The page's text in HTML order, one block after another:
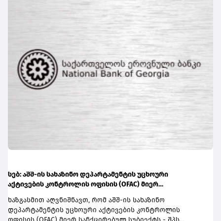
სებ: აშშ-ის სახაზინო დეპარტამენტის უცხოური
აქტივების კონტროლის ოფისის (OFAC) მიერ
ეროვნული ბანკის რეგულირებულ სუბიექტს
ხაზგასმით აღვნიშნავთ, რომ აშშ-ის სახაზინო
დეპარტამენტის უცხოური აქტივების კონტროლის